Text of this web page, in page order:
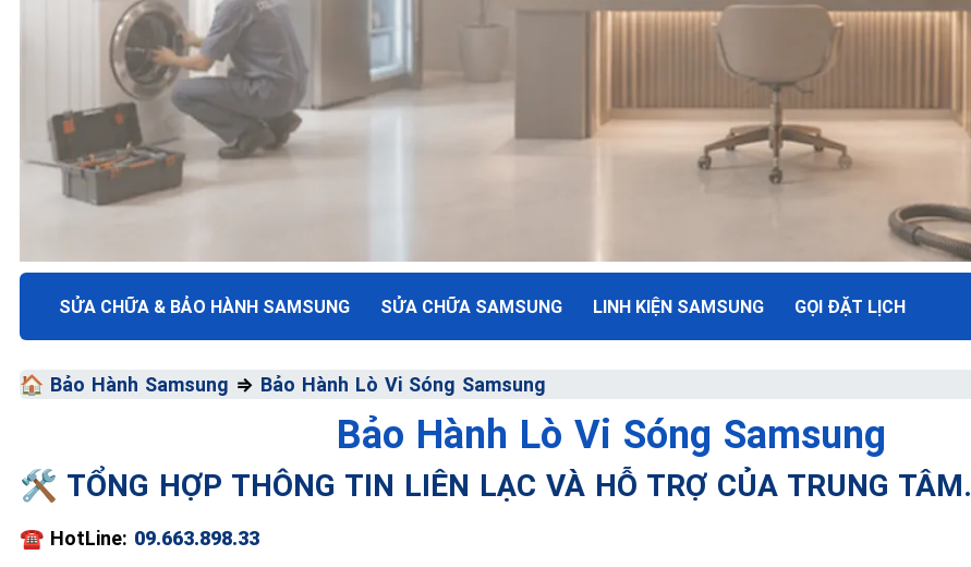
TRUNG TÂM BẢO HÀNH ĐIỆN MÁY VN
SỬA CHỮA & BẢO HÀNH
SAMSUNG
📞 09.663.898.33
SỬA CHỮA & BẢO HÀNH SAMSUNG SỬA CHỮA SAMSUNG LINH KIỆN SAMSUNG GỌI ĐẶT LỊCH
🏠 Bảo Hành Samsung ⇒ Bảo Hành Lò Vi Sóng Samsung
Bảo Hành Lò Vi Sóng Samsung
🛠️ TỔNG HỢP THÔNG TIN LIÊN LẠC VÀ HỖ TRỢ CỦA TRUNG TÂM.
☎️ HotLine: 09.663.898.33